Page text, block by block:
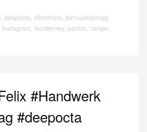
deepocta elinchrom famousbtsmag
Instagram Norderney, pentax ranger,
#Handwerk
#deepocta